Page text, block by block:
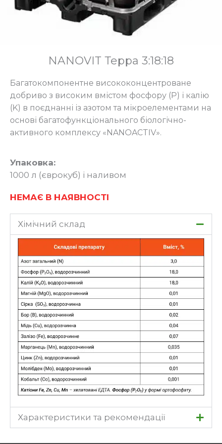
NANOVIT Терра 3:18:18
Багатокомпонентне висококонцентроване
добриво з високим вмістом фосфору (Р) і калію
(K) в поєднанні із азотом та мікроелементами на
основі багатофункціонального біологічно-
активного комплексу «NANOACTIV».
Упаковка:
1000 л (єврокуб) і наливом
НЕМАЄ В НАЯВНОСТІ
Хімічний склад
Характеристики та рекомендації